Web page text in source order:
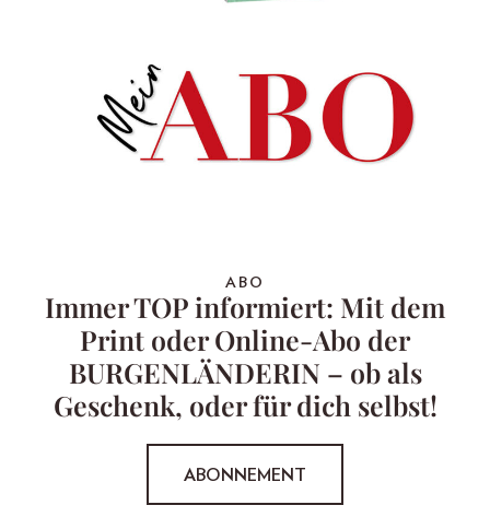
ABO
Immer TOP informiert: Mit dem
Print oder Online-Abo der
BURGENLÄNDERIN – ob als
Geschenk, oder für dich selbst!
ABONNEMENT